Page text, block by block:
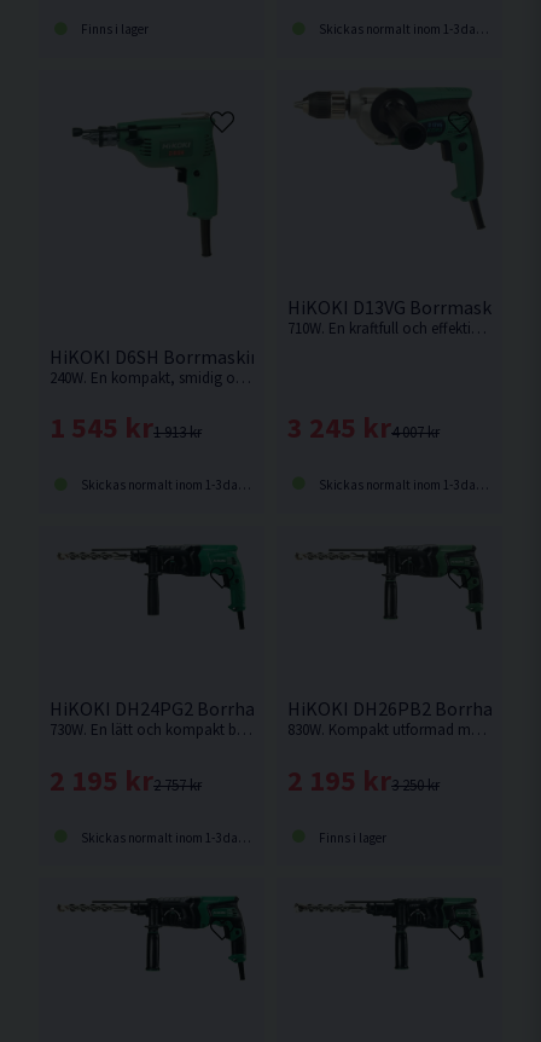
Finns i lager Skickas normalt inom 1-3 dagar
HiKOKI D6SH Borrmaskin (240W)
240W. En kompakt, smidig och lätt borrmaskin från HiKOKI.
1 913 kr
1 545 kr
Skickas normalt inom 1-3 dagar
HiKOKI D13VG Borrmaskin
710W. En kraftfull och effektiv borrmaskin med högt vridmoment från Hikoki.
4 007 kr
3 245 kr
Skickas normalt inom 1-3 dagar
HiKOKI DH24PG2 Borrhammare (730W)
730W. En lätt och kompakt borrhammare från Hikoki. Väger endast 2,8 kg.
2 757 kr
2 195 kr
Skickas normalt inom 1-3 dagar
HiKOKI DH26PB2
830W. Kompakt utformad med låg vikt, utmärkt för arbete i horisontalt och lodrätt läge. Borrhammare från Hikoki.
3 250 kr
2 195 kr
Finns i lager